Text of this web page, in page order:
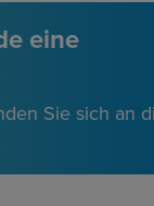
eine
Sie sich an